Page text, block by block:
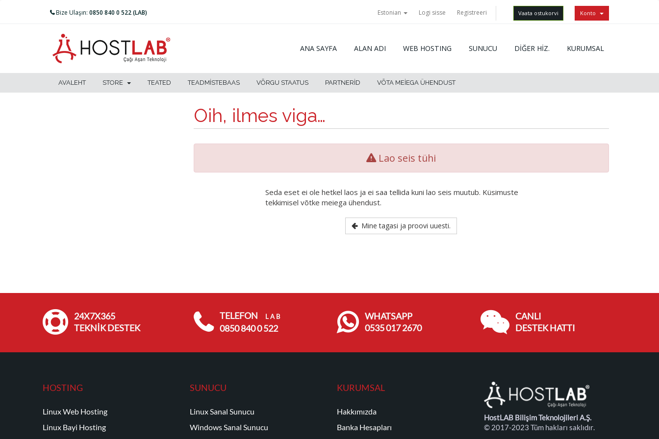
Bize Ulaşın: 0850 840 0 522 (LAB) Estonian Logi sisse Registreeri Vaata ostukorvi Konto
ANA SAYFA ALAN ADI WEB HOSTING SUNUCU DİĞER HİZ. KURUMSAL
AVALEHT STORE TEATED TEADMISTEBAAS VÕRGU STAATUS PARTNERID VÕTA MEIEGA ÜHENDUST
Oih, ilmes viga…
Lao seis tühi
Seda eset ei ole hetkel laos ja ei saa tellida kuni lao seis muutub. Küsimuste
tekkimisel võtke meiega ühendust.
Mine tagasi ja proovi uuesti.
24X7X365
TEKNİK DESTEK
TELEFON L A B
0850 840 0 522
WHATSAPP
0535 017 2670
CANLI
DESTEK HATTI
HOSTING
Linux Web Hosting
Linux Bayi Hosting
SUNUCU
Linux Sanal Sunucu
Windows Sanal Sunucu
KURUMSAL
Hakkımızda
Banka Hesapları
HostLAB Bilişim Teknolojileri A.Ş.
© 2017-2023 Tüm hakları saklıdır.